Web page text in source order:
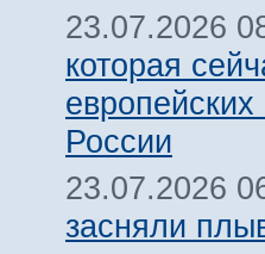
23.07.2026
которая
России
23.07.2026
засняли